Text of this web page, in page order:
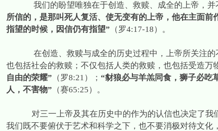
我们的盼望唯独在于创造、救赎、成全的上帝，
所信的，是那叫死人复活、使无变有的上帝，他在主面
指望的时候，因信仍有指望” （罗4:17-18）。
在创造、救赎与成全的历史过程中，上帝所关注
也包括社会的救赎；不仅包括人类的救赎，也包括受造万
自由的荣耀” （罗8:21）； “豺狼必与羊羔同食，狮子必吃
人，不害物” （赛65:25）。
对三一上帝及其在历史中的作为的认信也决定了
我们既不要俯伏于艺术和科学之下，也不要消极对待文